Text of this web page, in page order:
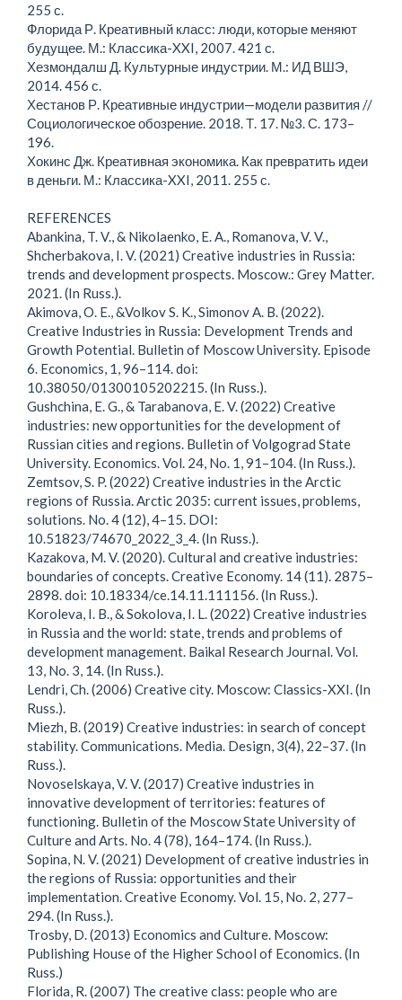
255 с.
Флорида Р. Креативный класс: люди, которые меняют
будущее. М.: Классика-XXI, 2007. 421 с.
Хезмондалш Д. Культурные индустрии. М.: ИД ВШЭ,
2014. 456 с.
Хестанов Р. Креативные индустрии—модели развития //
Социологическое обозрение. 2018. Т. 17. №3. С. 173–
196.
Хокинс Дж. Креативная экономика. Как превратить идеи
в деньги. М.: Классика-XXI, 2011. 255 с.
REFERENCES
Abankina, T. V., & Nikolaenko, E. A., Romanova, V. V.,
Shcherbakova, I. V. (2021) Creative industries in Russia:
trends and development prospects. Moscow.: Grey Matter.
2021. (In Russ.).
Akimova, O. E., &Volkov S. K., Simonov A. B. (2022).
Creative Industries in Russia: Development Trends and
Growth Potential. Bulletin of Moscow University. Episode
6. Economics, 1, 96–114. doi:
10.38050/01300105202215. (In Russ.).
Gushchina, E. G., & Tarabanova, E. V. (2022) Creative
industries: new opportunities for the development of
Russian cities and regions. Bulletin of Volgograd State
University. Economics. Vol. 24, No. 1, 91–104. (In Russ.).
Zemtsov, S. P. (2022) Creative industries in the Arctic
regions of Russia. Arctic 2035: current issues, problems,
solutions. No. 4 (12), 4–15. DOI:
10.51823/74670_2022_3_4. (In Russ.).
Kazakova, M. V. (2020). Cultural and creative industries:
boundaries of concepts. Creative Economy. 14 (11). 2875–
2898. doi: 10.18334/ce.14.11.111156. (In Russ.).
Koroleva, I. B., & Sokolova, I. L. (2022) Creative industries
in Russia and the world: state, trends and problems of
development management. Baikal Research Journal. Vol.
13, No. 3, 14. (In Russ.).
Lendri, Ch. (2006) Creative city. Moscow: Classics-XXI. (In
Russ.).
Miezh, B. (2019) Creative industries: in search of concept
stability. Communications. Media. Design, 3(4), 22–37. (In
Russ.).
Novoselskaya, V. V. (2017) Creative industries in
innovative development of territories: features of
functioning. Bulletin of the Moscow State University of
Culture and Arts. No. 4 (78), 164–174. (In Russ.).
Sopina, N. V. (2021) Development of creative industries in
the regions of Russia: opportunities and their
implementation. Creative Economy. Vol. 15, No. 2, 277–
294. (In Russ.).
Trosby, D. (2013) Economics and Culture. Moscow:
Publishing House of the Higher School of Economics. (In
Russ.)
Florida, R. (2007) The creative class: people who are